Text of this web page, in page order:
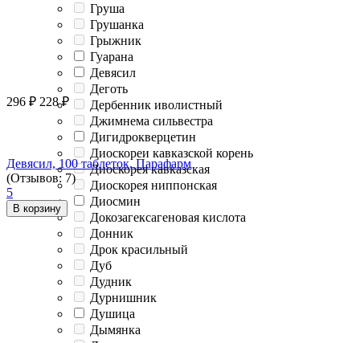
Груша
Грушанка
Грыжник
Гуарана
Девясил
Деготь
Дербенник иволистный
Джимнема сильвестра
Дигидрокверцетин
Диоскореи кавказской корень
Диоскорея кавказская
Диоскорея ниппонская
Диосмин
Докозагексагеновая кислота
Донник
Дрок красильный
Дуб
Дудник
Дурнишник
Душица
Дымянка
296 ₽ 228 ₽
Девясил, 100 таблеток, Парафарм
(Отзывов: 7)
5
В корзину